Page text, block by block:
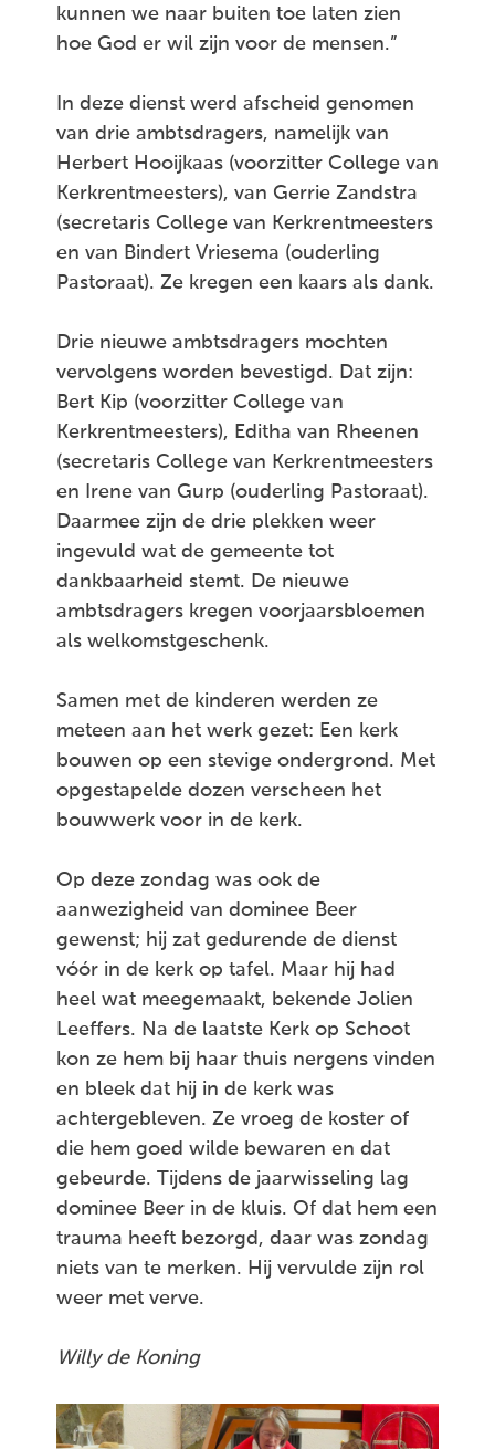
kunnen we naar buiten toe laten zien
hoe God er wil zijn voor de mensen.”
In deze dienst werd afscheid genomen
van drie ambtsdragers, namelijk van
Herbert Hooijkaas (voorzitter College van
Kerkrentmeesters), van Gerrie Zandstra
(secretaris College van Kerkrentmeesters
en van Bindert Vriesema (ouderling
Pastoraat). Ze kregen een kaars als dank.
Drie nieuwe ambtsdragers mochten
vervolgens worden bevestigd. Dat zijn:
Bert Kip (voorzitter College van
Kerkrentmeesters), Editha van Rheenen
(secretaris College van Kerkrentmeesters
en Irene van Gurp (ouderling Pastoraat).
Daarmee zijn de drie plekken weer
ingevuld wat de gemeente tot
dankbaarheid stemt. De nieuwe
ambtsdragers kregen voorjaarsbloemen
als welkomstgeschenk.
Samen met de kinderen werden ze
meteen aan het werk gezet: Een kerk
bouwen op een stevige ondergrond. Met
opgestapelde dozen verscheen het
bouwwerk voor in de kerk.
Op deze zondag was ook de
aanwezigheid van dominee Beer
gewenst; hij zat gedurende de dienst
vóór in de kerk op tafel. Maar hij had
heel wat meegemaakt, bekende Jolien
Leeffers. Na de laatste Kerk op Schoot
kon ze hem bij haar thuis nergens vinden
en bleek dat hij in de kerk was
achtergebleven. Ze vroeg de koster of
die hem goed wilde bewaren en dat
gebeurde. Tijdens de jaarwisseling lag
dominee Beer in de kluis. Of dat hem een
trauma heeft bezorgd, daar was zondag
niets van te merken. Hij vervulde zijn rol
weer met verve.
Willy de Koning